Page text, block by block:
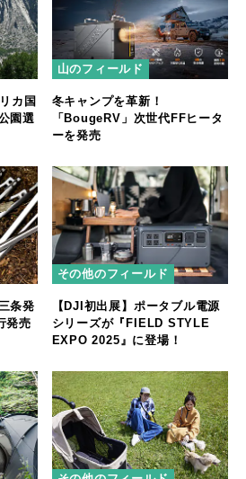
カ国
園選
山のフィールド
冬キャンプを革新！
「BougeRV」次世代FFヒータ
ーを発売
条発
発売
その他のフィールド
【DJI初出展】ポータブル電源
シリーズが『FIELD STYLE
EXPO 2025』に登場！